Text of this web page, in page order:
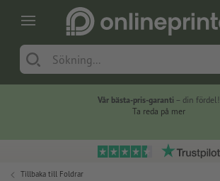
Vår bästa-pris-garanti – din fördel!
Ta reda på mer
Tillbaka till Foldrar